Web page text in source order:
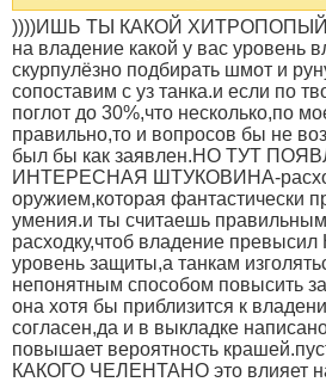
))))ИШЬ ТЫ КАКОЙ
на владение какой у вас уровень
скурпулёзно подбирать шмот и
сопоставим с уз танка.и если по
поглот до 30%,что несколько,по
правильно,то и вопросов бы не
был бы как заявлен.НО ТУТ
ИНТЕРЕСНАЯ ШТУКОВИНА-
оружием,которая фантастически
умения.и ты считаешь
расходку,чтоб владение
уровень защиты,а танкам
непонятным способом повысить
она хотя бы приблизится к
согласен,да и в выкладке
повышает вероятность
КАКОГО ЧЕЛЕНТАНО это влияет